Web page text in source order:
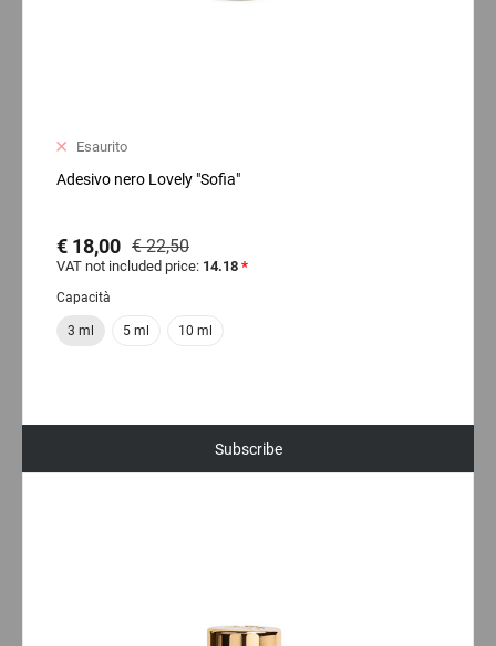
Esaurito
Adesivo nero Lovely "Sofia"
€ 18,00 € 22,50
VAT not included price: 14.18 *
Capacità
3 ml 5 ml 10 ml
Subscribe